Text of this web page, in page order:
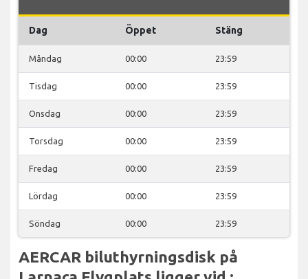
Dag Öppet Stäng
Måndag 00:00 23:59
Tisdag 00:00 23:59
Onsdag 00:00 23:59
Torsdag 00:00 23:59
Fredag 00:00 23:59
Lördag 00:00 23:59
Söndag 00:00 23:59
AERCAR biluthyrningsdisk på